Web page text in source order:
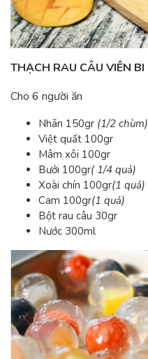
THẠCH RAU CÂU VIÊN BI
Cho 6 người ăn
Nhãn 150gr (1/2 chùm)
Việt quất 100gr
Mâm xôi 100gr
Bưởi 100gr( 1/4 quả)
Xoài chín 100gr(1 quả)
Cam 100gr(1 quả)
Bột rau câu 30gr
Nước 300ml